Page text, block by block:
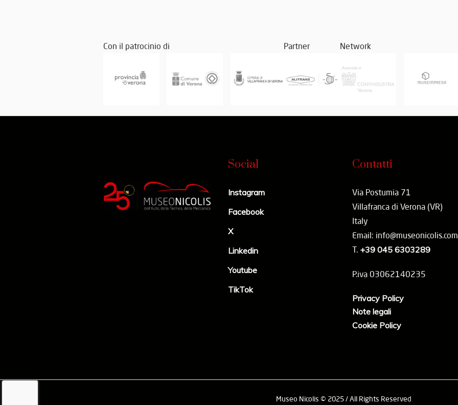
Con il patrocinio di Partner Network
Social
Instagram
Facebook
X
Linkedin
Youtube
TikTok
Contatti
Via Postumia 71
Villafranca di Verona (VR)
Italy
Email: info@museonicolis.com
T. +39 045 6303289
P.iva 03062140235
Privacy Policy
Note legali
Cookie Policy
Museo Nicolis © 2025 / All Rights Reserved